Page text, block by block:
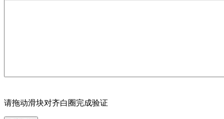
请拖动滑块对齐白圈完成验证